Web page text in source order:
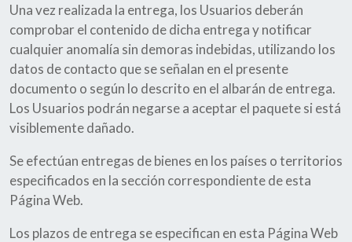
Una vez realizada la entrega, los Usuarios deberán
comprobar el contenido de dicha entrega y notificar
cualquier anomalía sin demoras indebidas, utilizando los
datos de contacto que se señalan en el presente
documento o según lo descrito en el albarán de entrega.
Los Usuarios podrán negarse a aceptar el paquete si está
visiblemente dañado.
Se efectúan entregas de bienes en los países o territorios
especificados en la sección correspondiente de esta
Página Web.
Los plazos de entrega se especifican en esta Página Web